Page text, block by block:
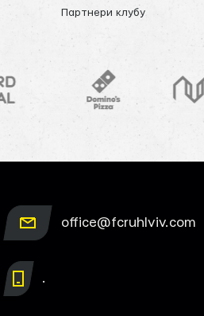
Партнери клубу
office@fcruhlviv.com
.